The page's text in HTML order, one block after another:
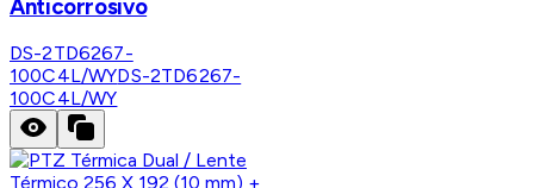
Anticorrosivo
DS-2TD6267-
100C4L/WYDS-2TD6267-
100C4L/WY